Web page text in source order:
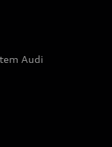
Audi